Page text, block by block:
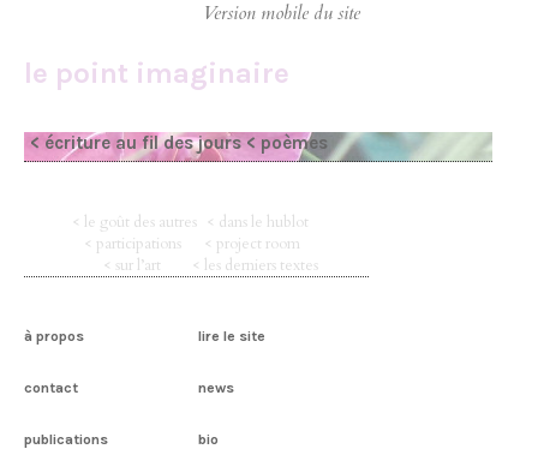
le point imaginaire
< écriture au fil des jours < poèmes
< le goût des autres < dans le hublot
< participations
< project room
< sur l’art
< les derniers textes
à propos lire le site
contact news
publications bio